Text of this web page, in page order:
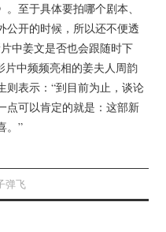
至于具体要拍哪个剧本、
公开的时候，所以还不便透
中姜文是否也会跟随时下
片中频频亮相的姜夫人周韵
则表示：“到目前为止，谈论
点可以肯定的就是：这部新
。”
弹飞